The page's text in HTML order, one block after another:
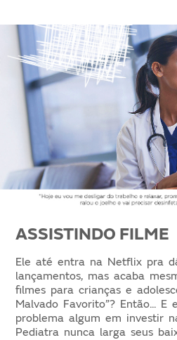
ASSISTINDO FILME
Ele até entra na Netflix pra
lançamentos, mas acaba
filmes para crianças e
Malvado Favorito”? Então... E
problema algum em investir
Pediatra nunca larga seus